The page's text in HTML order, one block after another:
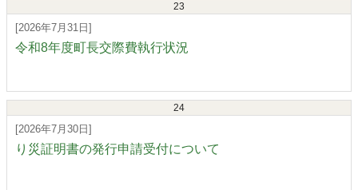
23
[2026年7月31日]
令和8年度町長交際費執行状況
24
[2026年7月30日]
り災証明書の発行申請受付について